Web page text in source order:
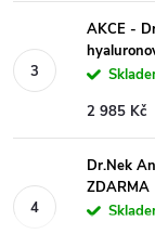
AKCE -
2 985 Kč
Dr.Nek
ZDARMA